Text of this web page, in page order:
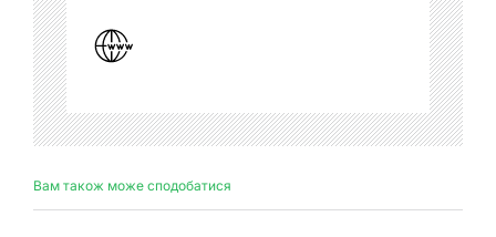
Вам також може сподобатися